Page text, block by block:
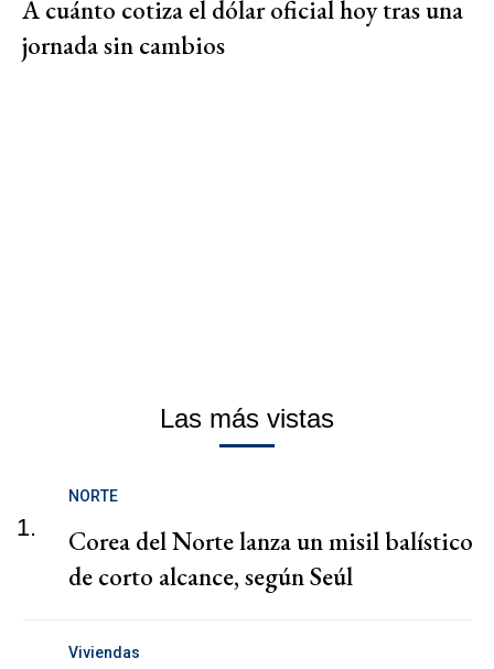
A cuánto cotiza el dólar oficial hoy tras una
jornada sin cambios
Las más vistas
1.
NORTE
Corea del Norte lanza un misil balístico
de corto alcance, según Seúl
Viviendas